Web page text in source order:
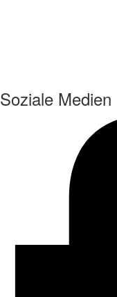
Soziale Medien